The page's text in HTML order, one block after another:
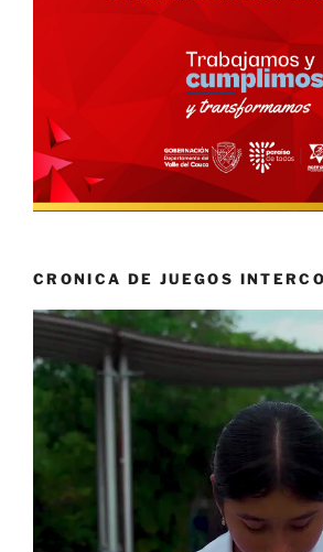
CRONICA DE JUEGOS
Reproductor
vídeo